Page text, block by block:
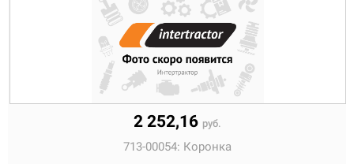
2 252,16 руб.
713-00054: Коронка